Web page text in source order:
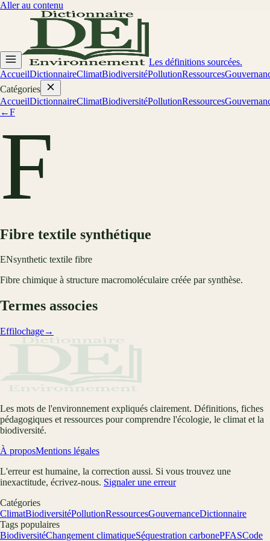
Aller au contenu
Les définitions sourcées.
AccueilDictionnaireClimatBiodiversitéPollutionRessources
Catégories
AccueilDictionnaireClimatBiodiversitéPollutionRessources
←F
F
Fibre textile synthétique
ENsynthetic textile fibre
Fibre chimique à structure macromoléculaire créée par synthèse.
Termes associes
Effilochage→
Les mots de l'environnement expliqués clairement. Définitions, fiches
pédagogiques et ressources pour comprendre l'écologie, le climat et la
biodiversité.
À proposMentions légales
L'erreur est humaine, la correction aussi. Si vous trouvez une
inexactitude, écrivez-nous. Signaler une erreur
Catégories
ClimatBiodiversitéPollutionRessourcesGouvernanceDictionnaire
Tags populaires
BiodiversitéChangement climatiqueSéquestration carbonePFASCode